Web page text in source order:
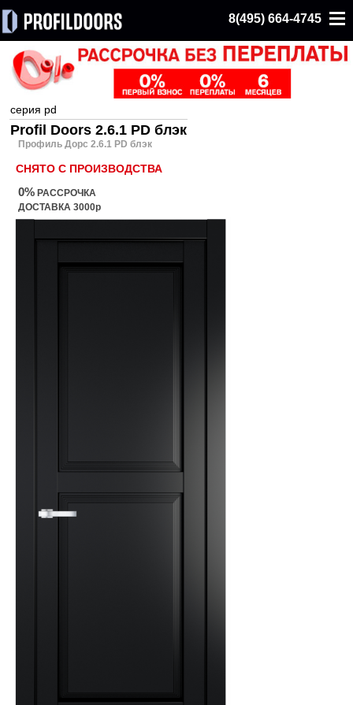
8(495) 664-4745
серия pd
Profil Doors 2.6.1 PD блэк
Профиль Дорс 2.6.1 PD блэк
СНЯТО С ПРОИЗВОДСТВА
0% РАССРОЧКА
ДОСТАВКА 3000р